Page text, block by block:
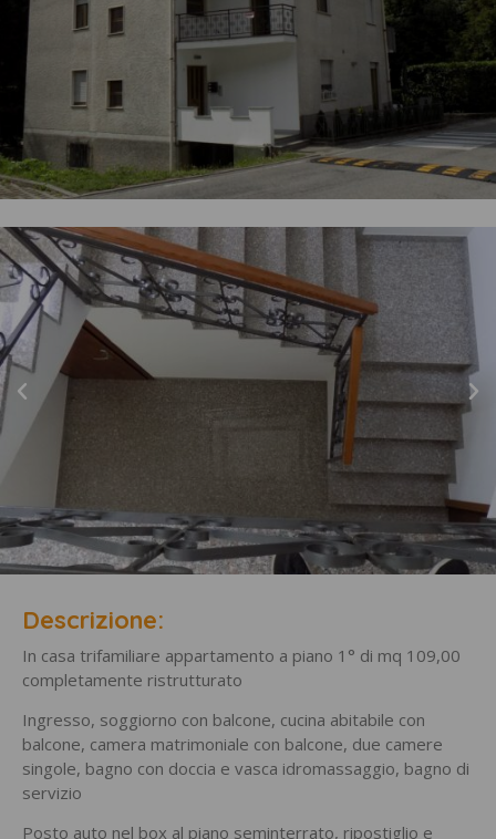
Descrizione:
In casa trifamiliare appartamento a piano 1° di mq 109,00
completamente ristrutturato
Ingresso, soggiorno con balcone, cucina abitabile con
balcone, camera matrimoniale con balcone, due camere
singole, bagno con doccia e vasca idromassaggio, bagno di
servizio
Posto auto nel box al piano seminterrato, ripostiglio e